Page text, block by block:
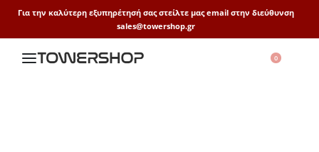
Για την καλύτερη εξυπηρέτησή σας στείλτε μας email στην διεύθυνση
sales@towershop.gr
0